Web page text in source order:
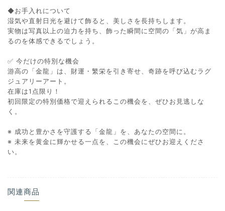
◆お手入れについて
湿気や直射日光を避けて飾ると、美しさを長持ちします。
実物は写真以上の迫力を持ち、飾った瞬間に空間の「気」が高ま
るのを体感できるでしょう。
✅ 今だけの特別な機会
游高の「金龍」は、財運・繁栄を引き寄せ、奇跡を呼び込むラグ
ジュアリーアート。
在庫は1点限り！
初回限定の特別価格で迎えられるこの機会を、ぜひお見逃しな
く。
※ 成功と豊かさを守護する「金龍」を、あなたの空間に。
※ 未来を黄金に輝かせる一点を、この機会にぜひお迎えくださ
い。
関連商品